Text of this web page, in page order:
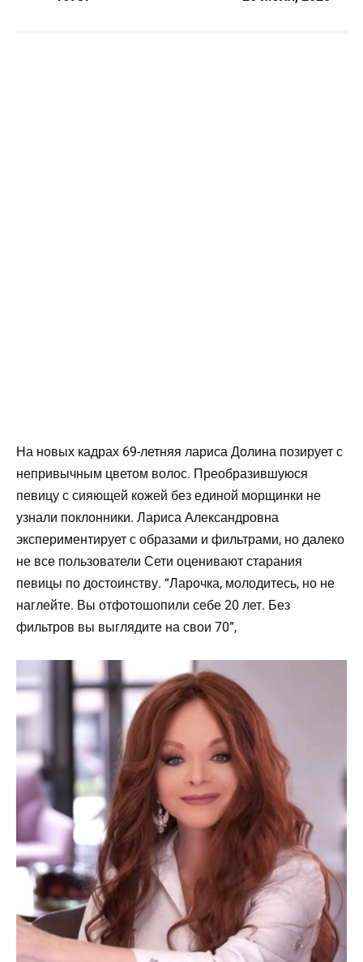
На новых кадрах 69-летняя лариса Долина позирует с
непривычным цветом волос. Преобразившуюся
певицу с сияющей кожей без единой морщинки не
узнали поклонники. Лариса Александровна
экспериментирует с образами и фильтрами, но далеко
не все пользователи Сети оценивают старания
певицы по достоинству. “Ларочка, молодитесь, но не
наглейте. Вы отфотошопили себе 20 лет. Без
фильтров вы выглядите на свои 70”,